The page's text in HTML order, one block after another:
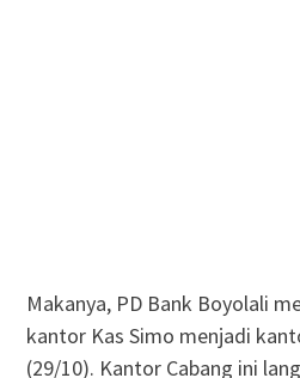
Makanya, PD Bank Boyolali
kantor Kas Simo menjadi
(29/10). Kantor Cabang ini